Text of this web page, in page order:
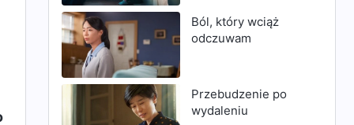
Ból, który wciąż
odczuwam
Przebudzenie po
wydaleniu